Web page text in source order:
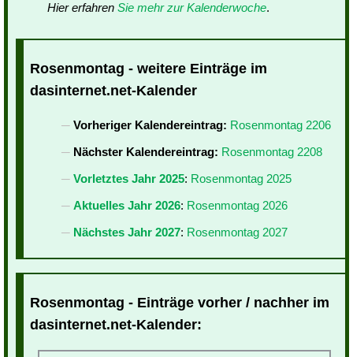
Hier erfahren Sie mehr zur Kalenderwoche.
Rosenmontag - weitere Einträge im
dasinternet.net-Kalender
Vorheriger Kalendereintrag: Rosenmontag 2206
Nächster Kalendereintrag: Rosenmontag 2208
Vorletztes Jahr 2025: Rosenmontag 2025
Aktuelles Jahr 2026: Rosenmontag 2026
Nächstes Jahr 2027: Rosenmontag 2027
Rosenmontag - Einträge vorher / nachher im
dasinternet.net-Kalender: